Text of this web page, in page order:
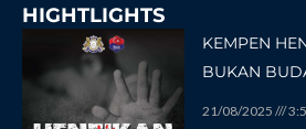
HIGHTLIGHTS
KEMPEN
BUKAN
21/08/2025